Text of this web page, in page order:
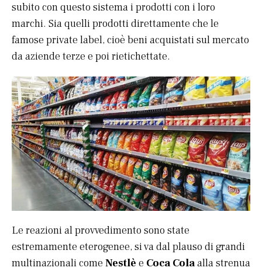
subito con questo sistema i prodotti con i loro
marchi. Sia quelli prodotti direttamente che le
famose private label, cioè beni acquistati sul mercato
da aziende terze e poi rietichettate.
Le reazioni al provvedimento sono state
estremamente eterogenee, si va dal plauso di grandi
multinazionali come Nestlè e Coca Colaalla strenua